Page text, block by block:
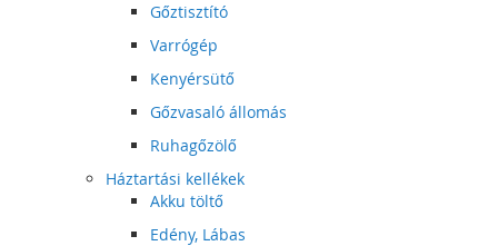
Gőztisztító
Varrógép
Kenyérsütő
Gőzvasaló állomás
Ruhagőzölő
Háztartási kellékek
Akku töltő
Edény, Lábas